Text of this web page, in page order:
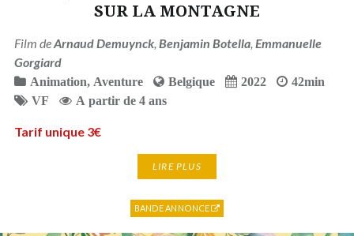
SUR LA MONTAGNE
Film deArnaud Demuynck, Benjamin Botella, Emmanuelle
Gorgiard
Animation, Aventure Belgique 2022
42min
VF
A partir de 4 ans
Tarif unique 3€
LIRE PLUS
BANDE ANNONCE